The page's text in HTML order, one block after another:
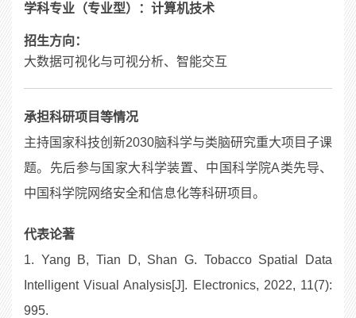
学科专业（专业型）：计算机技术
招生方向：
大数据可视化与可视分析、智能交互
承担科研项目等情况
主持国家科技创新2030脑科学与类脑研究重大项目子课
题。先后参与国家大科学装置、中国科学院A类先导、
中国科学院网络安全和信息化等科研项目。
代表论著
1. Yang B, Tian D, Shan G. Tobacco Spatial Data
Intelligent Visual Analysis[J]. Electronics, 2022, 11(7):
995.